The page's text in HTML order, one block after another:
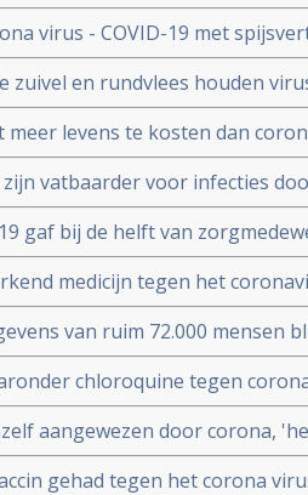
schrijven zij in een brief.
virus - COVID-19 met
te overleven dan patiënten
zuivel en rundvlees houden
Ellen van der Gaag. En
meer levens te kosten dan
een adviesbureau gericht op de
vatbaarder voor infecties
veroorzaakt door hun
meer kankerpatienten
gaf bij de helft van
en zij bleven gewoon
medicijn tegen het
van ruim 72.000 mensen
corona virus - Covid-19
chloroquine tegen
procent minder virus in bloed,
aangewezen door corona,
gehad tegen het corona